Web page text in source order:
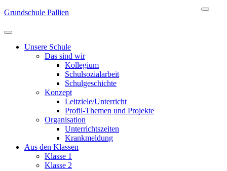
Zum
springen
drücken)
Grundschule Pallien
Unsere Schule
Das sind wir
Kollegium
Schulsozialarbeit
Schulgeschichte
Konzept
Leitziele/Unterricht
Profil-Themen und Projekte
Organisation
Unterrichtszeiten
Krankmeldung
Aus den Klassen
Klasse 1
Klasse 2